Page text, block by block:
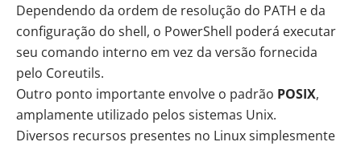
Dependendo da ordem de resolução do PATH e da
configuração do shell, o PowerShell poderá executar
seu comando interno em vez da versão fornecida
pelo Coreutils.
Outro ponto importante envolve o padrão POSIX,
amplamente utilizado pelos sistemas Unix.
Diversos recursos presentes no Linux simplesmente